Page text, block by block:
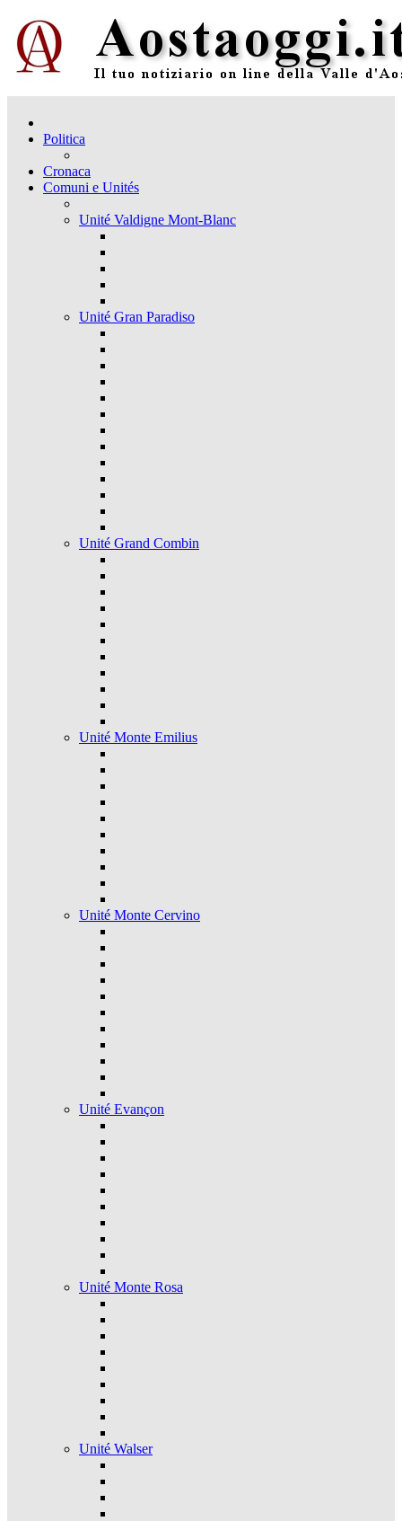
Politica
Cronaca
Comuni e Unités
Unité Valdigne Mont-Blanc
Unité Gran Paradiso
Unité Grand Combin
Unité Monte Emilius
Unité Monte Cervino
Unité Evançon
Unité Monte Rosa
Unité Walser